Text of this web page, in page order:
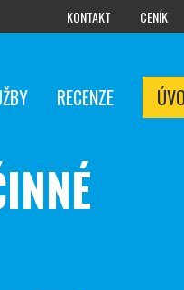
KONTAKT CENÍK
RECENZE